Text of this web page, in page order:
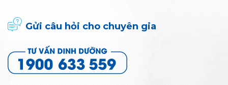
Gửi câu hỏi cho chuyên gia